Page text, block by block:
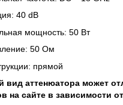
40 dB
мощность: 50 Вт
50 Ом
прямой
вид аттенюатора может
на сайте в зависимости